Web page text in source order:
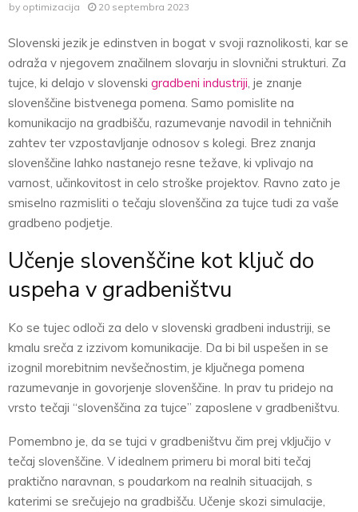
by optimizacija 20 septembra 2023
Slovenski jezik je edinstven in bogat v svoji raznolikosti, kar se
odraža v njegovem značilnem slovarju in slovnični strukturi. Za
tujce, ki delajo v slovenski gradbeni industriji, je znanje
slovenščine bistvenega pomena. Samo pomislite na
komunikacijo na gradbišču, razumevanje navodil in tehničnih
zahtev ter vzpostavljanje odnosov s kolegi. Brez znanja
slovenščine lahko nastanejo resne težave, ki vplivajo na
varnost, učinkovitost in celo stroške projektov. Ravno zato je
smiselno razmisliti o tečaju slovenščina za tujce tudi za vaše
gradbeno podjetje.
Učenje slovenščine kot ključ do
uspeha v gradbeništvu
Ko se tujec odloči za delo v slovenski gradbeni industriji, se
kmalu sreča z izzivom komunikacije. Da bi bil uspešen in se
izognil morebitnim nevšečnostim, je ključnega pomena
razumevanje in govorjenje slovenščine. In prav tu pridejo na
vrsto tečaji “slovenščina za tujce” zaposlene v gradbeništvu.
Pomembno je, da se tujci v gradbeništvu čim prej vključijo v
tečaj slovenščine. V idealnem primeru bi moral biti tečaj
praktično naravnan, s poudarkom na realnih situacijah, s
katerimi se srečujejo na gradbišču. Učenje skozi simulacije,